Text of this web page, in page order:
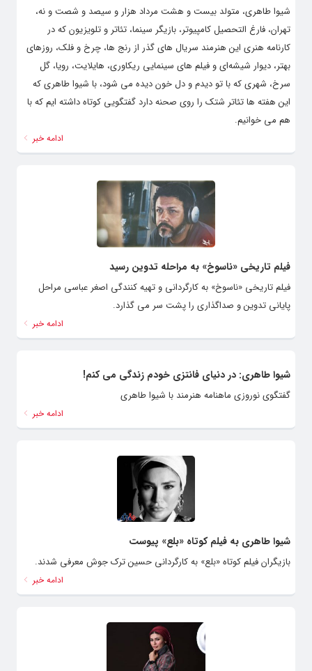
شیوا طاهری، متولد بیست و هشت مرداد هزار و سیصد و شصت و نه،
تهران، فارغ التحصیل کامپیوتر، بازیگر سینما، تئاتر و تلویزیون که در
کارنامه هنری این هنرمند سریال های گذر از رنج ها، چرخ و فلک، روزهای
بهتر، دیوار شیشه‌ای و فیلم های سینمایی ریکاوری، هایلایت، رویا، گل
سرخ، شهری که با تو دیدم و دل خون دیده می شود، با شیوا طاهری که
این هفته ها تئاتر شتک را روی صحنه دارد گفتگویی کوتاه داشته ایم که با
هم می خوانیم.
ادامه خبر
فیلم تاریخی «ناسوخ» به مراحله تدوین رسید
فیلم تاریخی «ناسوخ» به کارگردانی و تهیه کنندگی اصغر عباسی مراحل
پایانی تدوین و صداگذاری را پشت سر می گذارد.
ادامه خبر
شیوا طاهری: در دنیای فانتزی خودم زندگی می کنم!
گفتگوی نوروزی ماهنامه هنرمند با شیوا طاهری
ادامه خبر
شیوا طاهری به فیلم کوتاه «بلع» پیوست
بازیگران فیلم کوتاه «بلع» به کارگردانی حسین ترک ‌جوش معرفی شدند.
ادامه خبر